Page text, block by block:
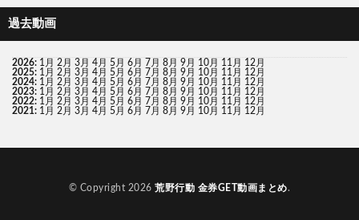
過去動画
2026: 1月 2月 3月 4月 5月 6月 7月 8月 9月 10月 11月 12月
2025: 1月 2月 3月 4月 5月 6月 7月 8月 9月 10月 11月 12月
2024: 1月 2月 3月 4月 5月 6月 7月 8月 9月 10月 11月 12月
2023: 1月 2月 3月 4月 5月 6月 7月 8月 9月 10月 11月 12月
2022: 1月 2月 3月 4月 5月 6月 7月 8月 9月 10月 11月 12月
2021: 1月 2月 3月 4月 5月 6月 7月 8月 9月 10月 11月 12月
© Copyright 2026荒野行動 金券GET動画まとめ.